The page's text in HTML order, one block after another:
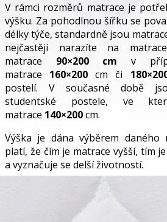
V rámci rozměrů matrace je
výšku. Za pohodlnou šířku se
délky týče, standardně jsou
nejčastěji narazíte na matrace
matrace
90×200 cm
v
matrace
160×200 cm či
postelí. V současné době
studentské postele, ve
matrace 140×200cm.
Výška je dána výběrem daného
platí, že čím je matrace vyšší, tím
a vyznačuje se delší životností.